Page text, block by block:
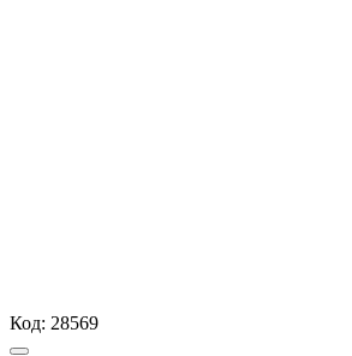
Код: 28569